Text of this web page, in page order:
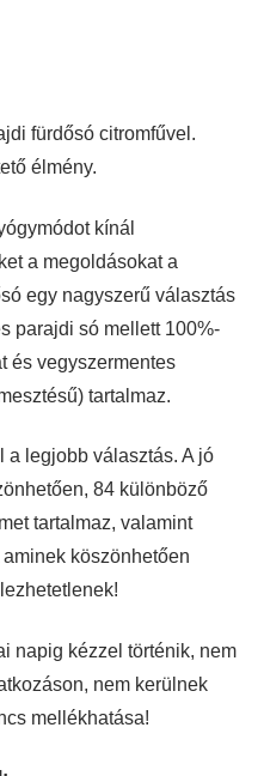
fürdősó citromfűvel.
élmény.
kínál
a megoldásokat a
egy nagyszerű választás
parajdi só mellett 100%-
és vegyszermentes
tartalmaz.
a legjobb választás. A jó
84 különböző
tartalmaz, valamint
köszönhetően
napig kézzel történik, nem
nem kerülnek
mellékhatása!